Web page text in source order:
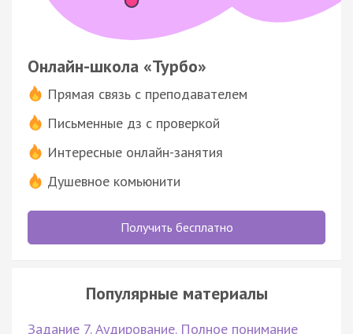
Онлайн-школа «Турбо»
Прямая связь с преподавателем
Письменные дз с проверкой
Интересные онлайн-занятия
Душевное комьюнити
Получить бесплатно
Популярные материалы
Задание 7. Аудирование. Полное понимание